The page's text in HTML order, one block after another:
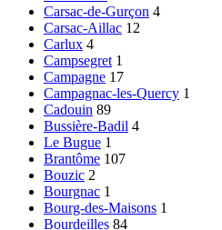
Carsac-de-Gurçon 4
Carsac-Aillac 12
Carlux 4
Campsegret 1
Campagne 17
Campagnac-les-Quercy 1
Cadouin 89
Bussière-Badil 4
Le Bugue 1
Brantôme 107
Bouzic 2
Bourgnac 1
Bourg-des-Maisons 1
Bourdeilles 84